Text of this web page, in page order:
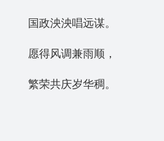
国政泱泱唱远谋。
愿得风调兼雨顺，
繁荣共庆岁华稠。